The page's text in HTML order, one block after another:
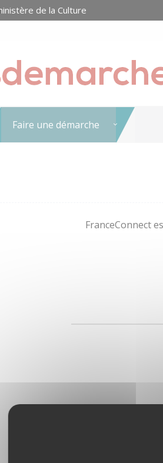
de la Culture
Faire une démarche
FranceConnect